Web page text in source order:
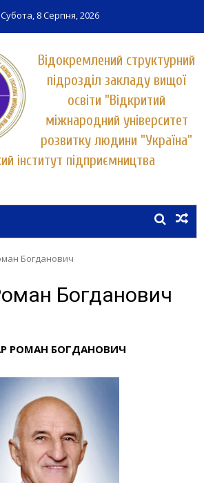
Субота, 8 Серпня, 2026
Відокремлений структурний
підрозділ закладу вищої
освіти "Відкритий
міжнародний університет
розвитку людини "Україна"
інститут підприємництва
УНІВЕРСИТЕТУ "УКРАЇНА"
Богданович
Богданович
РОМАН БОГДАНОВИЧ